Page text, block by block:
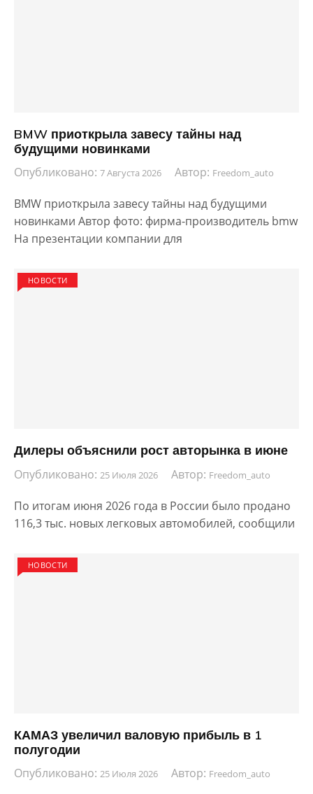
BMW приоткрыла завесу тайны над
будущими новинками
Опубликовано: 7 Августа 2026 Автор: Freedom_auto
BMW приоткрыла завесу тайны над будущими
новинками Автор фото: фирма-производитель bmw
На презентации компании для
НОВОСТИ
Дилеры объяснили рост авторынка в июне
Опубликовано: 25 Июля 2026 Автор: Freedom_auto
По итогам июня 2026 года в России было продано
116,3 тыс. новых легковых автомобилей, сообщили
НОВОСТИ
КАМАЗ увеличил валовую прибыль в 1
полугодии
Опубликовано: 25 Июля 2026 Автор: Freedom_auto